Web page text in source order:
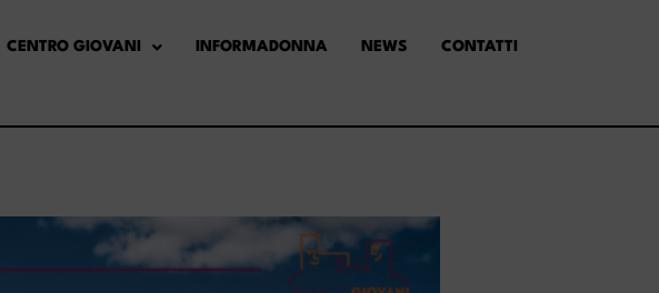
CENTRO GIOVANI INFORMADONNA NEWS CONTATTI